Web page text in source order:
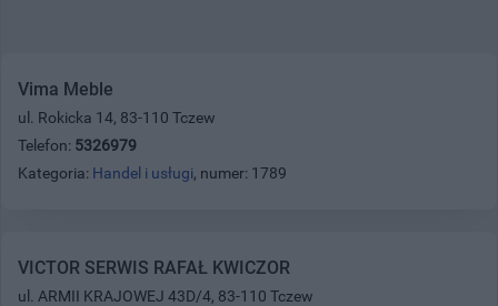
Vima Meble
ul. Rokicka 14, 83-110 Tczew
Telefon: 5326979
Kategoria: Handel i usługi, numer: 1789
VICTOR SERWIS RAFAŁ KWICZOR
ul. ARMII KRAJOWEJ 43D/4, 83-110 Tczew